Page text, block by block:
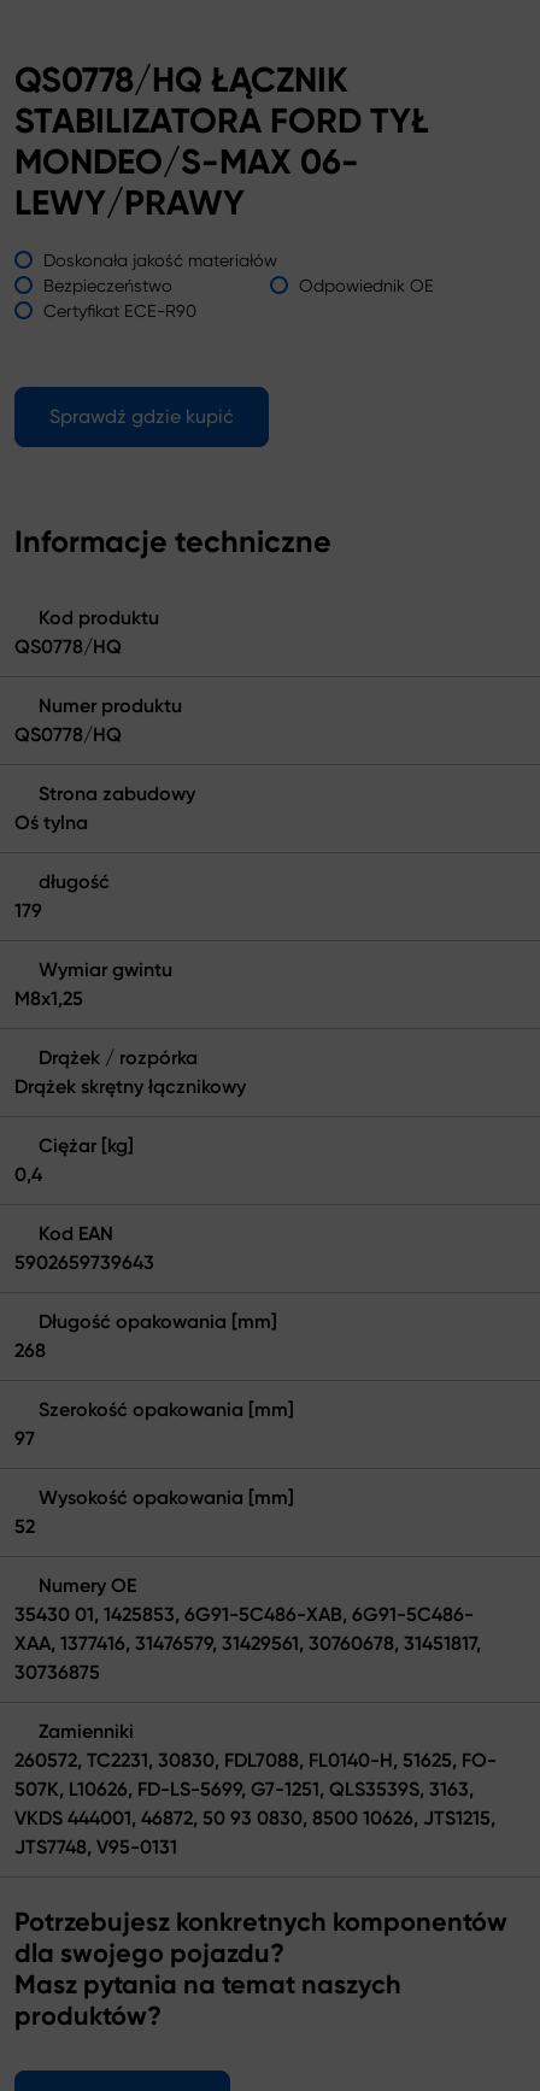
QS0778/HQ ŁĄCZNIK
STABILIZATORA FORD TYŁ
MONDEO/S-MAX 06-
LEWY/PRAWY
Doskonała jakość materiałów
Bezpieczeństwo
Odpowiednik OE
Certyfikat ECE-R90
Sprawdź gdzie kupić
Informacje techniczne
Kod produktu
QS0778/HQ
Numer produktu
QS0778/HQ
Strona zabudowy
Oś tylna
długość
179
Wymiar gwintu
M8x1,25
Drążek / rozpórka
Drążek skrętny łącznikowy
Ciężar [kg]
0,4
Kod EAN
5902659739643
Długość opakowania [mm]
268
Szerokość opakowania [mm]
97
Wysokość opakowania [mm]
52
Numery OE
35430 01, 1425853, 6G91-5C486-XAB, 6G91-5C486-
XAA, 1377416, 31476579, 31429561, 30760678, 31451817,
30736875
Zamienniki
260572, TC2231, 30830, FDL7088, FL0140-H, 51625, FO-
507K, L10626, FD-LS-5699, G7-1251, QLS3539S, 3163,
VKDS 444001, 46872, 50 93 0830, 8500 10626, JTS1215,
JTS7748, V95-0131
Potrzebujesz konkretnych komponentów
dla swojego pojazdu?
Masz pytania na temat naszych
produktów?